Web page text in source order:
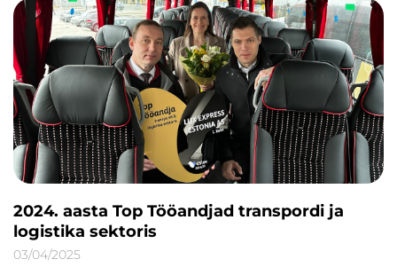
2024. aasta Top Tööandjad transpordi ja
logistika sektoris
03/04/2025